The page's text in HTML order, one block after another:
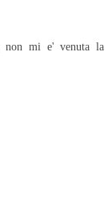
non mi e' venuta la